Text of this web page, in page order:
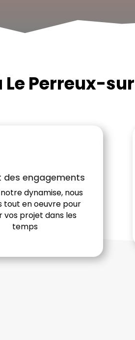
Perreux-
des engagements
dynamise, nous
tout en oeuvre pour
vos projet dans les
temps